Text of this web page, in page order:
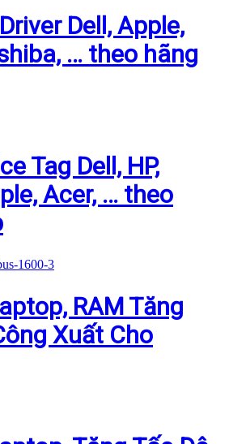
Dell, Apple,
… theo hãng
Tag Dell, HP,
Acer, … theo
RAM Tăng
Xuất Cho